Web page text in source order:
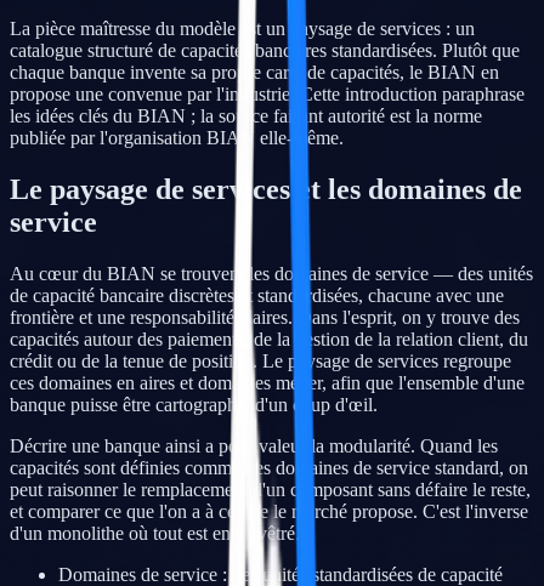
La pièce maîtresse du modèle est un paysage de services : un
catalogue structuré de capacités bancaires standardisées. Plutôt que
chaque banque invente sa propre carte de capacités, le BIAN en
propose une convenue par l'industrie. Cette introduction paraphrase
les idées clés du BIAN ; la source faisant autorité est la norme
publiée par l'organisation BIAN elle-même.
Le paysage de services et les domaines de
service
Au cœur du BIAN se trouvent les domaines de service — des unités
de capacité bancaire discrètes et standardisées, chacune avec une
frontière et une responsabilité claires. Dans l'esprit, on y trouve des
capacités autour des paiements, de la gestion de la relation client, du
crédit ou de la tenue de position. Le paysage de services regroupe
ces domaines en aires et domaines métier, afin que l'ensemble d'une
banque puisse être cartographié d'un coup d'œil.
Décrire une banque ainsi a pour valeur la modularité. Quand les
capacités sont définies comme des domaines de service standard, on
peut raisonner le remplacement d'un composant sans défaire le reste,
et comparer ce que l'on a à ce que le marché propose. C'est l'inverse
d'un monolithe où tout est enchevêtré.
Domaines de service : des unités standardisées de capacité